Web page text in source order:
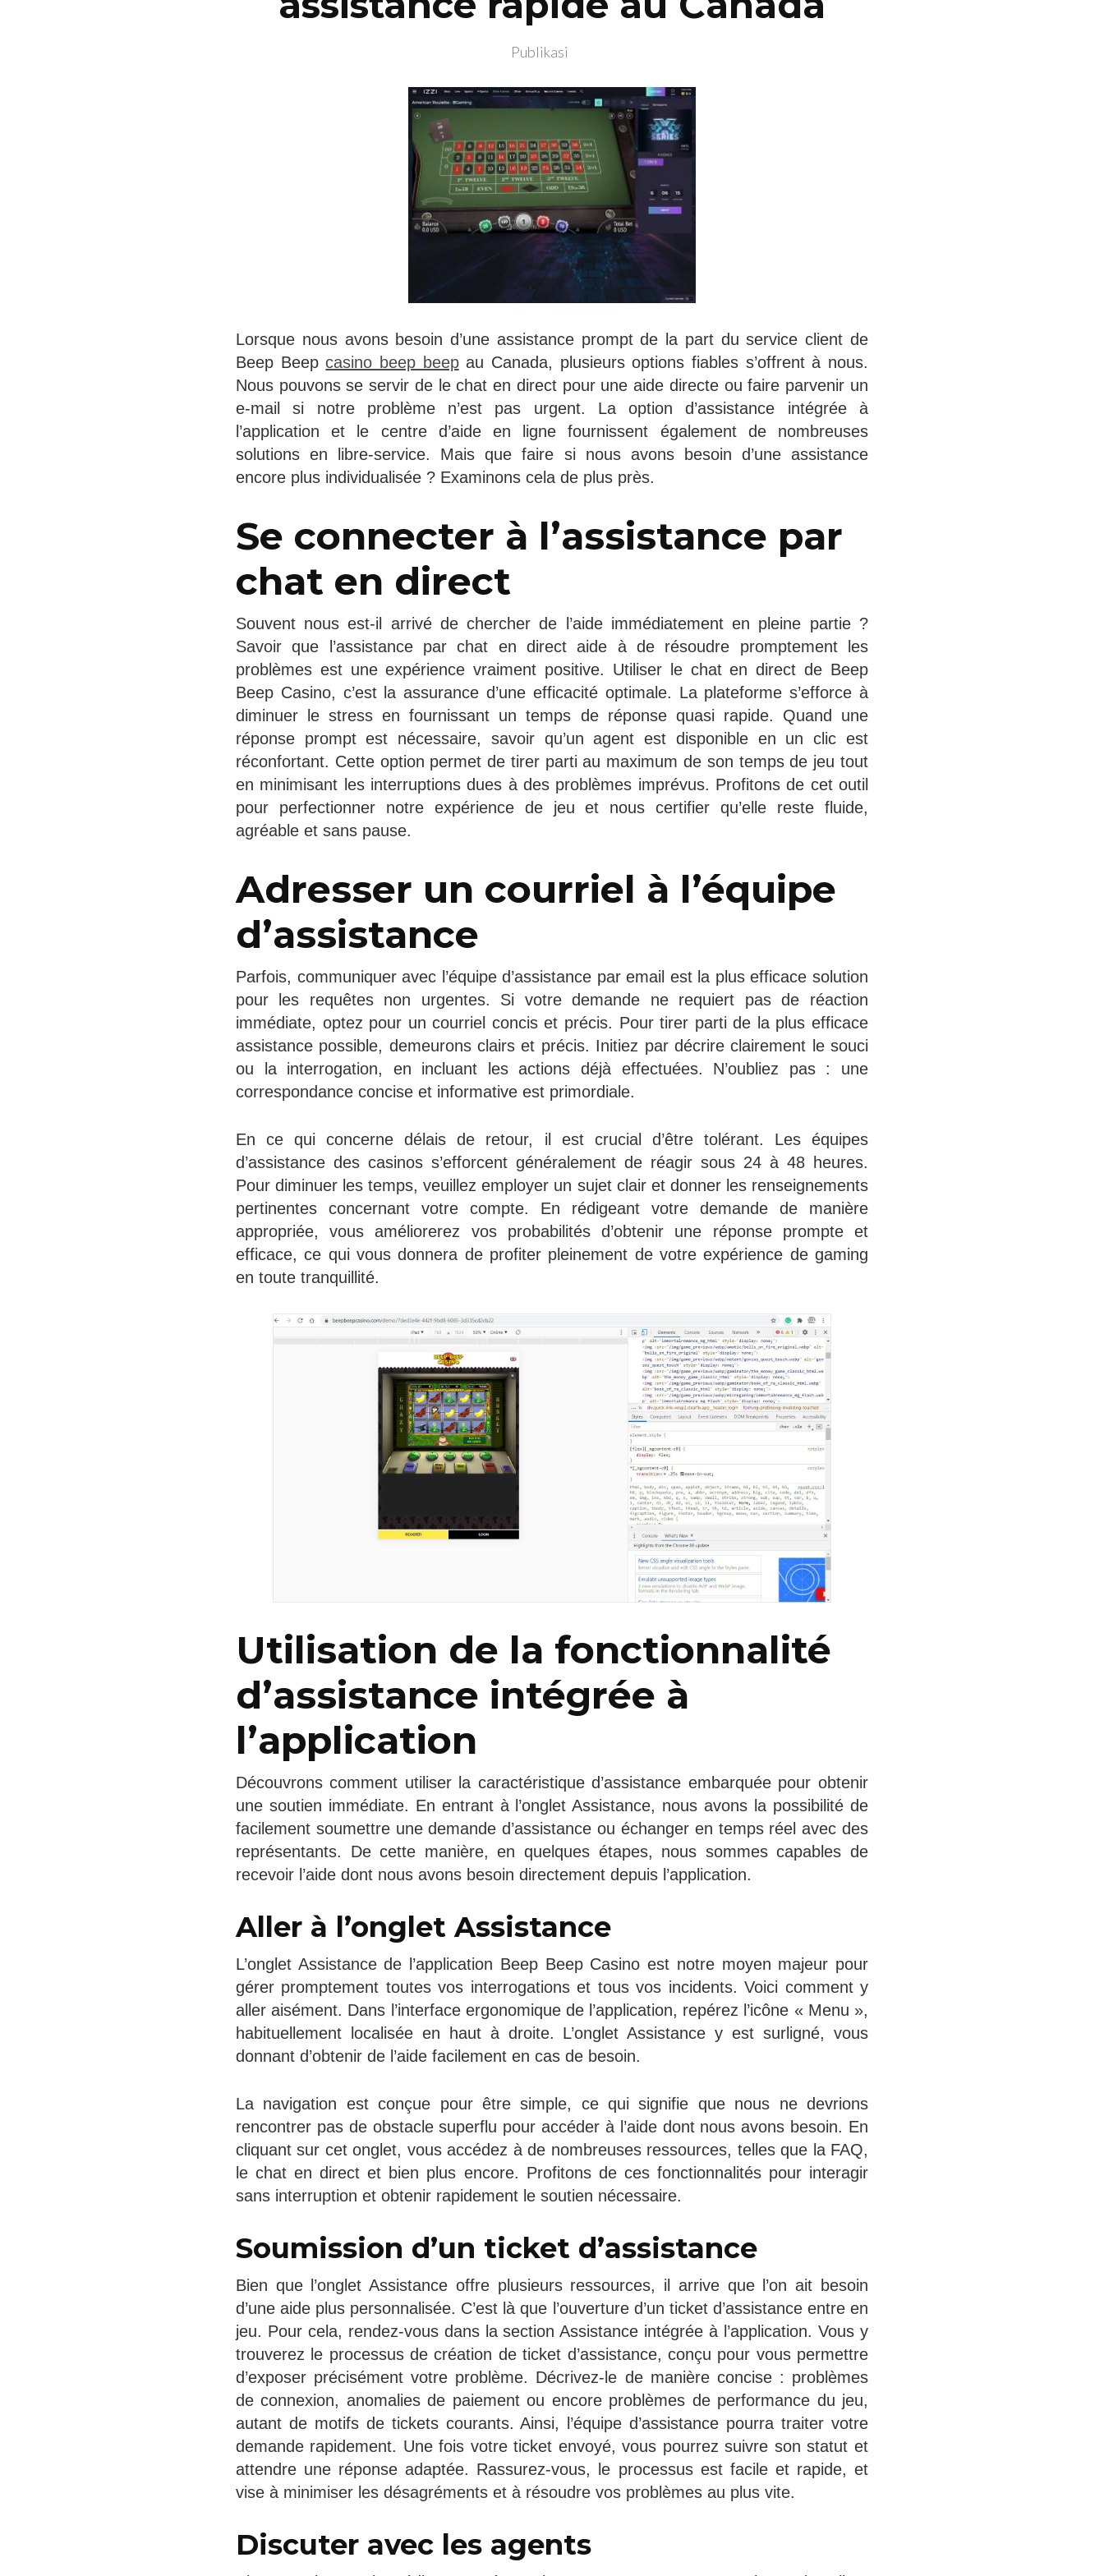
Publikasi
Lorsque nous avons besoin d’une assistance prompt de la part du service client de
Beep Beepcasino beep beepau Canada, plusieurs options fiables s’offrent à nous.
Nous pouvons se servir de le chat en direct pour une aide directe ou faire parvenir un
e-mail si notre problème n’est pas urgent. La option d’assistance intégrée à
l’application et le centre d’aide en ligne fournissent également de nombreuses
solutions en libre-service. Mais que faire si nous avons besoin d’une assistance
encore plus individualisée ? Examinons cela de plus près.
Se connecter à l’assistance par
chat en direct
Souvent nous est-il arrivé de chercher de l’aide immédiatement en pleine partie ?
Savoir que l’assistance par chat en direct aide à de résoudre promptement les
problèmes est une expérience vraiment positive. Utiliser le chat en direct de Beep
Beep Casino, c’est la assurance d’une efficacité optimale. La plateforme s’efforce à
diminuer le stress en fournissant un temps de réponse quasi rapide. Quand une
réponse prompt est nécessaire, savoir qu’un agent est disponible en un clic est
réconfortant. Cette option permet de tirer parti au maximum de son temps de jeu tout
en minimisant les interruptions dues à des problèmes imprévus. Profitons de cet outil
pour perfectionner notre expérience de jeu et nous certifier qu’elle reste fluide,
agréable et sans pause.
Adresser un courriel à l’équipe
d’assistance
Parfois, communiquer avec l’équipe d’assistance par email est la plus efficace solution
pour les requêtes non urgentes. Si votre demande ne requiert pas de réaction
immédiate, optez pour un courriel concis et précis. Pour tirer parti de la plus efficace
assistance possible, demeurons clairs et précis. Initiez par décrire clairement le souci
ou la interrogation, en incluant les actions déjà effectuées. N’oubliez pas : une
correspondance concise et informative est primordiale.
En ce qui concerne délais de retour, il est crucial d’être tolérant. Les équipes
d’assistance des casinos s’efforcent généralement de réagir sous 24 à 48 heures.
Pour diminuer les temps, veuillez employer un sujet clair et donner les renseignements
pertinentes concernant votre compte. En rédigeant votre demande de manière
appropriée, vous améliorerez vos probabilités d’obtenir une réponse prompte et
efficace, ce qui vous donnera de profiter pleinement de votre expérience de gaming
en toute tranquillité.
Utilisation de la fonctionnalité
d’assistance intégrée à
l’application
Découvrons comment utiliser la caractéristique d’assistance embarquée pour obtenir
une soutien immédiate. En entrant à l’onglet Assistance, nous avons la possibilité de
facilement soumettre une demande d’assistance ou échanger en temps réel avec des
représentants. De cette manière, en quelques étapes, nous sommes capables de
recevoir l’aide dont nous avons besoin directement depuis l’application.
Aller à l’onglet Assistance
L’onglet Assistance de l’application Beep Beep Casino est notre moyen majeur pour
gérer promptement toutes vos interrogations et tous vos incidents. Voici comment y
aller aisément. Dans l’interface ergonomique de l’application, repérez l’icône « Menu »,
habituellement localisée en haut à droite. L’onglet Assistance y est surligné, vous
donnant d’obtenir de l’aide facilement en cas de besoin.
La navigation est conçue pour être simple, ce qui signifie que nous ne devrions
rencontrer pas de obstacle superflu pour accéder à l’aide dont nous avons besoin. En
cliquant sur cet onglet, vous accédez à de nombreuses ressources, telles que la FAQ,
le chat en direct et bien plus encore. Profitons de ces fonctionnalités pour interagir
sans interruption et obtenir rapidement le soutien nécessaire.
Soumission d’un ticket d’assistance
Bien que l’onglet Assistance offre plusieurs ressources, il arrive que l’on ait besoin
d’une aide plus personnalisée. C’est là que l’ouverture d’un ticket d’assistance entre en
jeu. Pour cela, rendez-vous dans la section Assistance intégrée à l’application. Vous y
trouverez le processus de création de ticket d’assistance, conçu pour vous permettre
d’exposer précisément votre problème. Décrivez-le de manière concise : problèmes
de connexion, anomalies de paiement ou encore problèmes de performance du jeu,
autant de motifs de tickets courants. Ainsi, l’équipe d’assistance pourra traiter votre
demande rapidement. Une fois votre ticket envoyé, vous pourrez suivre son statut et
attendre une réponse adaptée. Rassurez-vous, le processus est facile et rapide, et
vise à minimiser les désagréments et à résoudre vos problèmes au plus vite.
Discuter avec les agents